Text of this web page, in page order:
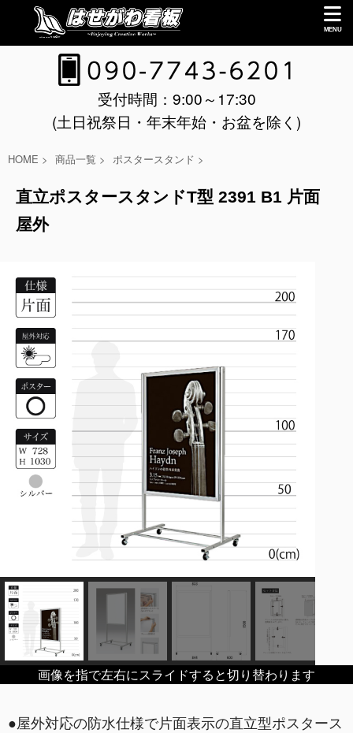
受付時間：9:00～17:30
(土日祝祭日・年末年始・お盆を除く)
HOME > 商品一覧 > ポスタースタンド >
直立ポスタースタンドT型 2391 B1 片面
屋外
画像を指で左右にスライドすると切り替わります
●屋外対応の防水仕様で片面表示の直立型ポスタース